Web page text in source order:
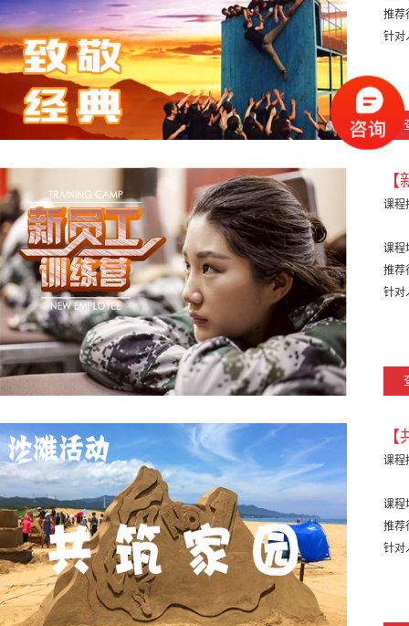
推荐
针对
课程
课程
推荐
针对
课程
课程
推荐
针对